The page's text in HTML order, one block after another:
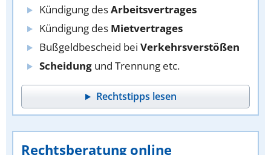
Kündigung desArbeitsvertrages
Kündigung des Mietvertrages
Bußgeldbescheid bei Verkehrsverstößen
Scheidung und Trennung etc.
Rechtstipps lesen
Rechtsberatung online